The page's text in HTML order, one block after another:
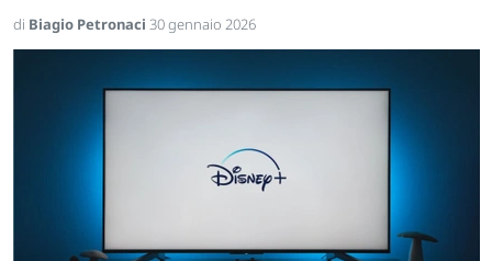
di Biagio Petronaci 30 gennaio 2026